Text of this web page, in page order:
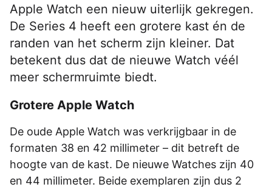
Apple Watch een nieuw uiterlijk gekregen.
De Series 4 heeft een grotere kast én de
randen van het scherm zijn kleiner. Dat
betekent dus dat de nieuwe Watch véél
meer schermruimte biedt.
Grotere Apple Watch
De oude Apple Watch was verkrijgbaar in de
formaten 38 en 42 millimeter – dit betreft de
hoogte van de kast. De nieuwe Watches zijn 40
en 44 millimeter. Beide exemplaren zijn dus 2